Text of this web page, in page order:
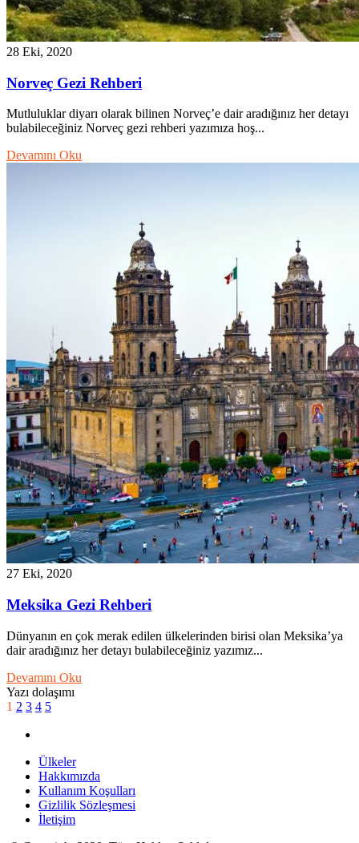
28 Eki, 2020
Norveç Gezi Rehberi
Mutluluklar diyarı olarak bilinen Norveç’e dair aradığınız her detayı
bulabileceğiniz Norveç gezi rehberi yazımıza hoş...
Devamını Oku
27 Eki, 2020
Meksika Gezi Rehberi
Dünyanın en çok merak edilen ülkelerinden birisi olan Meksika’ya
dair aradığınız her detayı bulabileceğiniz yazımız...
Devamını Oku
Yazı dolaşımı
1 2 3 4 5
Ülkeler
Hakkımızda
Kullanım Koşulları
Gizlilik Sözleşmesi
İletişim